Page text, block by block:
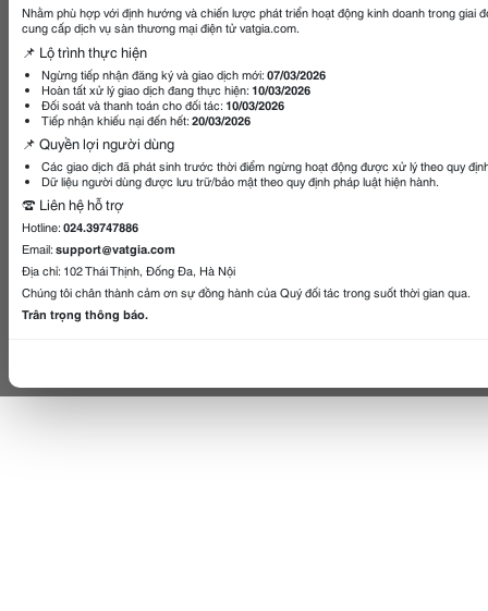
Nhằm phù hợp với định hướng và chiến lược phát triển hoạt động kinh doanh trong giai
cung cấp dịch vụ sàn thương mại điện tử vatgia.com.
📌 Lộ trình thực hiện
Ngừng tiếp nhận đăng ký và giao dịch mới:07/03/2026
Hoàn tất xử lý giao dịch đang thực hiện: 10/03/2026
Đối soát và thanh toán cho đối tác: 10/03/2026
Tiếp nhận khiếu nại đến hết:20/03/2026
📌 Quyền lợi người dùng
Các giao dịch đã phát sinh trước thời điểm ngừng hoạt động được xử lý theo quy
Dữ liệu người dùng được lưu trữ/bảo mật theo quy định pháp luật hiện hành.
☎️ Liên hệ hỗ trợ
Hotline:024.39747886
Email:support@vatgia.com
Địa chỉ: 102 Thái Thịnh, Đống Đa, Hà Nội
Chúng tôi chân thành cảm ơn sự đồng hành của Quý đối tác trong suốt thời gian qua.
Trân trọng thông báo.